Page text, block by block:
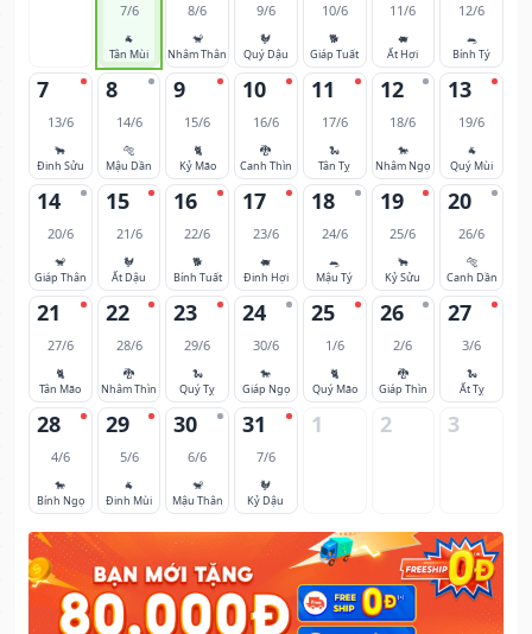
7/6
🐐
Tân Mùi
8/6
🐒
Nhâm Thân
9/6
🐓
Quý Dậu
10/6
🐕
Giáp Tuất
11/6
🐖
Ất Hợi
12/6
🐀
Bính Tý
7
13/6
🐂
Đinh Sửu
8
14/6
🐅
Mậu Dần
9
15/6
🐈
Kỷ Mão
10
16/6
🐉
Canh Thìn
11
17/6
🐍
Tân Tỵ
12
18/6
🐎
Nhâm Ngọ
13
19/6
🐐
Quý Mùi
14
20/6
🐒
Giáp Thân
15
21/6
🐓
Ất Dậu
16
22/6
🐕
Bính Tuất
17
23/6
🐖
Đinh Hợi
18
24/6
🐀
Mậu Tý
19
25/6
🐂
Kỷ Sửu
20
26/6
🐅
Canh Dần
21
27/6
🐈
Tân Mão
22
28/6
🐉
Nhâm Thìn
23
29/6
🐍
Quý Tỵ
24
30/6
🐎
Giáp Ngọ
25
1/6
🐈
Quý Mão
26
2/6
🐉
Giáp Thìn
27
3/6
🐍
Ất Tỵ
28
4/6
🐎
Bính Ngọ
29
5/6
🐐
Đinh Mùi
30
6/6
🐒
Mậu Thân
31
7/6
🐓
Kỷ Dậu
1 2 3